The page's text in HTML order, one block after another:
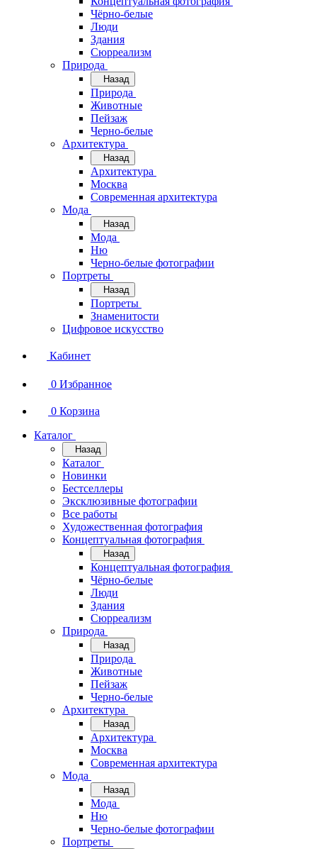
Чёрно-белые
Люди
Здания
Сюрреализм
Природа
Назад
Природа
Животные
Пейзаж
Черно-белые
Архитектура
Назад
Архитектура
Москва
Современная архитектура
Мода
Назад
Мода
Ню
Черно-белые фотографии
Портреты
Назад
Портреты
Знаменитости
Цифровое искусство
Кабинет
0 Избранное
0 Корзина
Каталог
Назад
Каталог
Новинки
Бестселлеры
Эксклюзивные фотографии
Все работы
Художественная фотография
Концептуальная фотография
Назад
Концептуальная фотография
Чёрно-белые
Люди
Здания
Сюрреализм
Природа
Назад
Природа
Животные
Пейзаж
Черно-белые
Архитектура
Назад
Архитектура
Москва
Современная архитектура
Мода
Назад
Мода
Ню
Черно-белые фотографии
Портреты